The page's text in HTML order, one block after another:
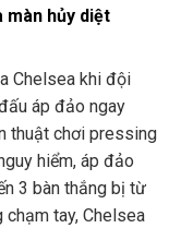
màn hủy diệt
Chelsea khi đội
áp đảo ngay
thuật chơi pressing
hiểm, áp đảo
3 bàn thắng bị từ
tay, Chelsea